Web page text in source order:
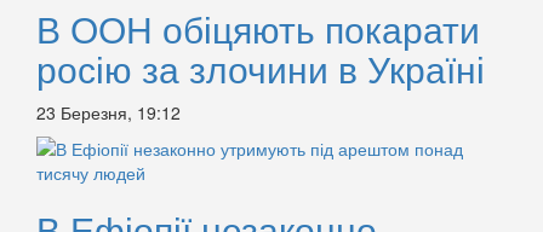
В ООН обіцяють покарати
росію за злочини в Україні
23 Березня, 19:12